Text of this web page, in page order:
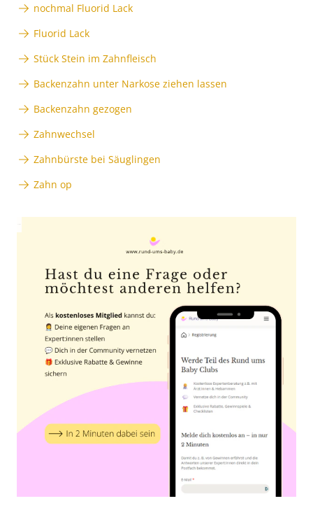
nochmal Fluorid Lack
Fluorid Lack
Stück Stein im Zahnfleisch
Backenzahn unter Narkose ziehen lassen
Backenzahn gezogen
Zahnwechsel
Zahnbürste bei Säuglingen
Zahn op